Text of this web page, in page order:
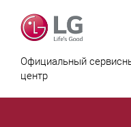
Официальный
центр